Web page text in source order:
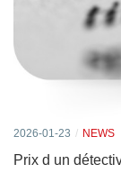
2026-01-23 NEWS
Prix d un